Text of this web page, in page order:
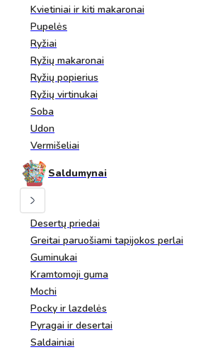
Kvietiniai ir kiti makaronai
Pupelės
Ryžiai
Ryžių makaronai
Ryžių popierius
Ryžių virtinukai
Soba
Udon
Vermišeliai
Saldumynai
Desertų priedai
Greitai paruošiami tapijokos perlai
Guminukai
Kramtomoji guma
Mochi
Pocky ir lazdelės
Pyragai ir desertai
Saldainiai